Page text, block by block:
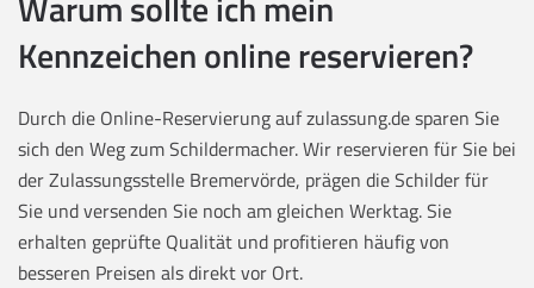
Kennzeichen online reservieren?
Durch die Online-Reservierung auf zulassung.de sparen Sie
sich den Weg zum Schildermacher. Wir reservieren für Sie bei
der Zulassungsstelle Bremervörde, prägen die Schilder für
Sie und versenden Sie noch am gleichen Werktag. Sie
erhalten geprüfte Qualität und profitieren häufig von
besseren Preisen als direkt vor Ort.